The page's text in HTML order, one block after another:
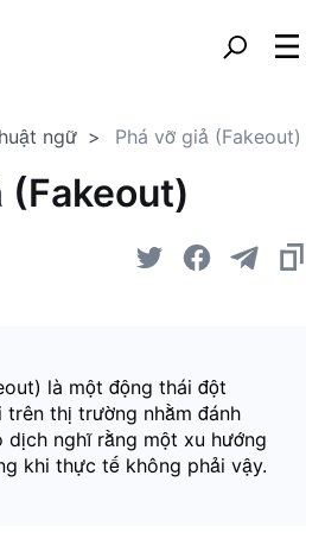
ngữ Phá vỡ giả (Fakeout)
(Fakeout)
là một động thái đột
thị trường nhằm đánh
dịch nghĩ rằng một xu hướng
khi thực tế không phải vậy.